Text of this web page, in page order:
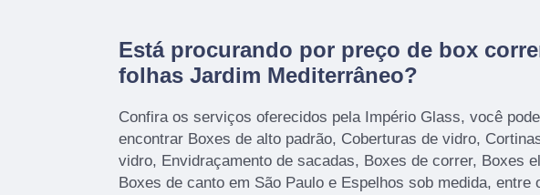
Está procurando por preço de box
folhas Jardim Mediterrâneo?
Confira os serviços oferecidos pela Império Glass, você pode
encontrar Boxes de alto padrão, Coberturas de vidro,
vidro, Envidraçamento de sacadas, Boxes de correr, Boxes
Boxes de canto em São Paulo e Espelhos sob medida, entre